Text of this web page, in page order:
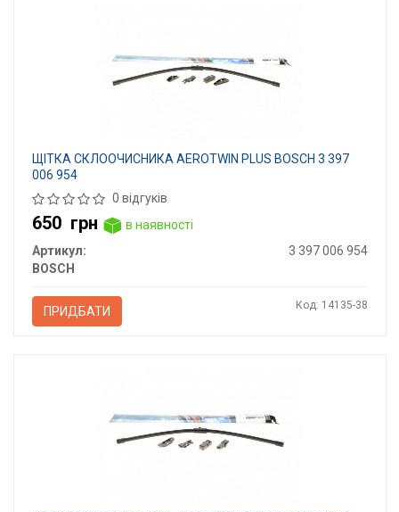
ЩІТКА СКЛООЧИСНИКА AEROTWIN PLUS BOSCH 3 397
006 954
0 відгуків
650 грн
в наявності
Артикул:
3 397 006 954
BOSCH
ПРИДБАТИ Код: 14135-38